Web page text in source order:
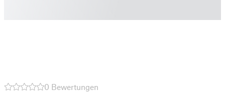
0 Bewertungen